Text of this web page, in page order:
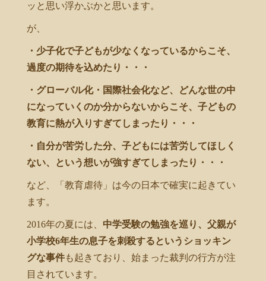
ッと思い浮かぶかと思います。
が、
・少子化で子どもが少なくなっているからこそ、
過度の期待を込めたり・・・
・グローバル化・国際社会化など、どんな世の中
になっていくのか分からないからこそ、子どもの
教育に熱が入りすぎてしまったり・・・
・自分が苦労した分、子どもには苦労してほしく
ない、という想いが強すぎてしまったり・・・
など、「教育虐待」は今の日本で確実に起きてい
ます。
2016年の夏には、 中学受験の勉強を巡り、父親が
小学校6年生の息子を刺殺するというショッキン
グな事件も起きており、始まった裁判の行方が注
目されています。